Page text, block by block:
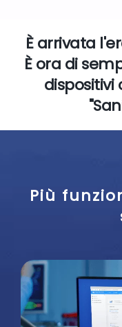
È arrivata
È ora di
dispositivi
Più